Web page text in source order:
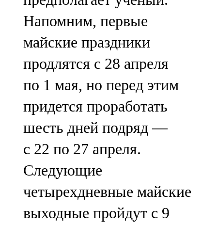
Напомним, первые
майские праздники
продлятся с 28 апреля
по 1 мая, но перед этим
придется проработать
шесть дней подряд —
с 22 по 27 апреля.
Следующие
четырехдневные майские
выходные пройдут с 9